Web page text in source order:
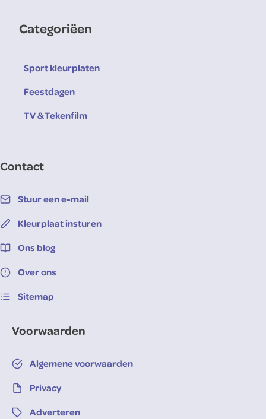
Categoriëen
Sport kleurplaten
Feestdagen
TV & Tekenfilm
Contact
Stuur een e-mail
Kleurplaat insturen
Ons blog
Over ons
Sitemap
Voorwaarden
Algemene voorwaarden
Privacy
Adverteren